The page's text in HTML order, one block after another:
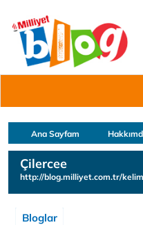
Ana Sayfam
Çilercee
http://blog.milliyet.com.tr/
Bloglar